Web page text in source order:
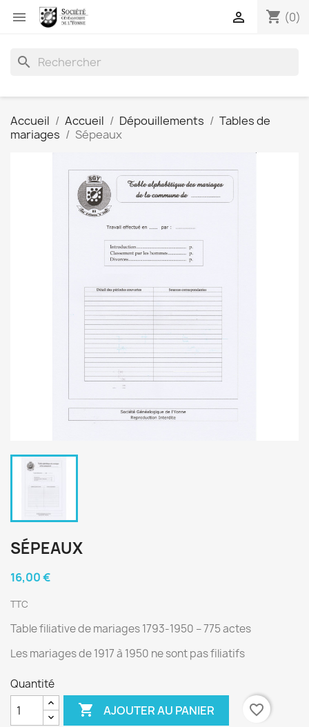
 shopping_cart (0)

search
Accueil Accueil Dépouillements
Tables de
mariages
Sépeaux
SÉPEAUX
16,00 €
TTC
Table filiative de mariages 1793-1950 – 775 actes
Les mariages de 1917 à 1950 ne sont pas filiatifs
Quantité
 AJOUTER AU PANIER
favorite_border